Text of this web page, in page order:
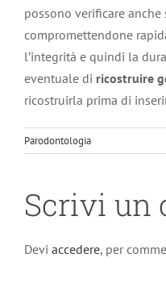
possono verificare
compromettendone
l’integrità e quindi la
eventuale di ricostruire
ricostruirla prima di
Parodontologia
Scrivi un
Devi accedere, per